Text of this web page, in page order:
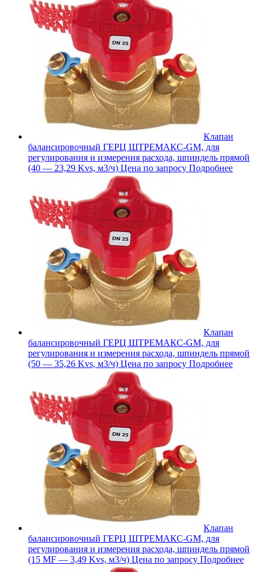
Клапан
балансировочный ГЕРЦ ШТРЕМАКС-GM, для
регулирования и измерения расхода, шпиндель прямой
(40 — 23,29 Kvs, м3/ч) Цена по запросу Подробнее
Клапан
балансировочный ГЕРЦ ШТРЕМАКС-GM, для
регулирования и измерения расхода, шпиндель прямой
(50 — 35,26 Kvs, м3/ч) Цена по запросу Подробнее
Клапан
балансировочный ГЕРЦ ШТРЕМАКС-GM, для
регулирования и измерения расхода, шпиндель прямой
(15 MF — 3,49 Kvs, м3/ч) Цена по запросу Подробнее